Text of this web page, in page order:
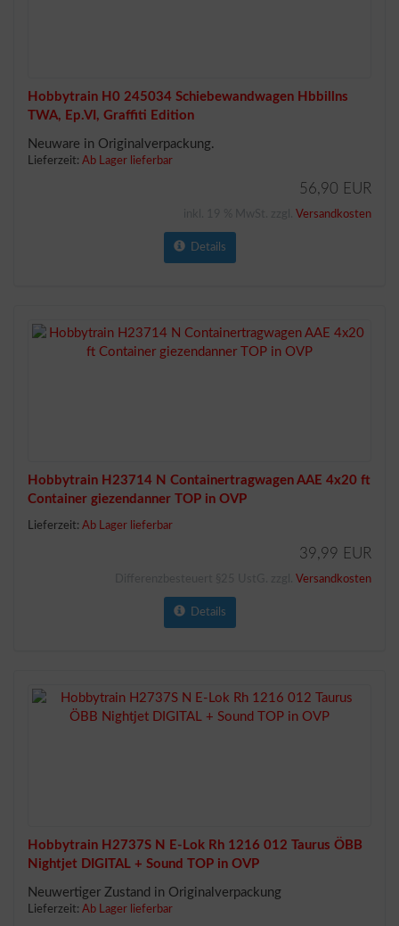
Hobbytrain H0 245034 Schiebewandwagen Hbbillns
TWA, Ep.VI, Graffiti Edition
Neuware in Originalverpackung.
Lieferzeit: Ab Lager lieferbar
56,90 EUR
Versandkosten
Details
Hobbytrain H23714 N Containertragwagen AAE 4x20 ft
Container giezendanner TOP in OVP
Lieferzeit: Ab Lager lieferbar
39,99 EUR
Versandkosten
Details
Hobbytrain H2737S N E-Lok Rh 1216 012 Taurus ÖBB
Nightjet DIGITAL + Sound TOP in OVP
Neuwertiger Zustand in Originalverpackung
Lieferzeit: Ab Lager lieferbar